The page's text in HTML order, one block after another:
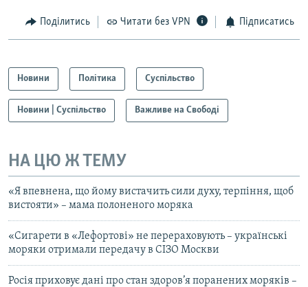
Поділитись Читати без VPN Підписатись
Новини Політика Суспільство
Новини | Суспільство Важливе на Свободі
НА ЦЮ Ж ТЕМУ
«Я впевнена, що йому вистачить сили духу, терпіння, щоб
вистояти» – мама полоненого моряка
«Сигарети в «Лефортові» не перераховують – українські
моряки отримали передачу в СІЗО Москви
Росія приховує дані про стан здоров’я поранених моряків –